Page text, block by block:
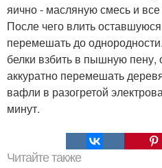
яично - масляную смесь и
После чего влить
перемешать до
белки взбить в пышную пену,
аккуратно перемешать
вафли в разогретой
минут.
Читайте также